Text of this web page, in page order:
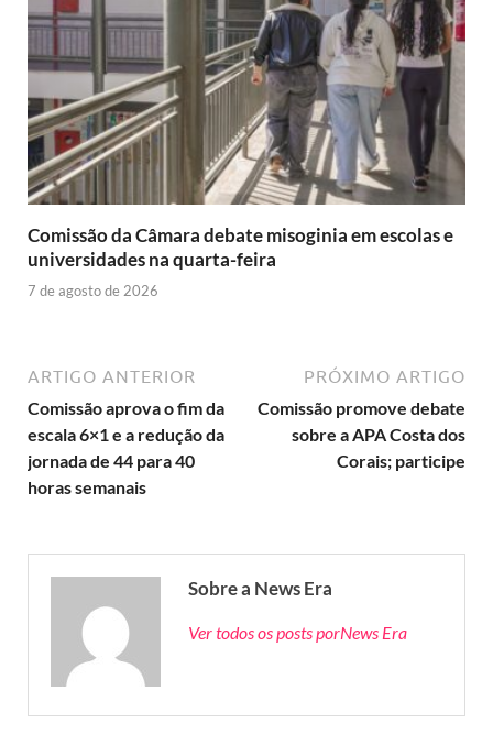
Comissão da Câmara debate misoginia em escolas e
universidades na quarta-feira
7 de agosto de 2026
ARTIGO ANTERIOR
Comissão aprova o fim da
escala 6×1 e a redução da
jornada de 44 para 40
horas semanais
PRÓXIMO ARTIGO
Comissão promove debate
sobre a APA Costa dos
Corais; participe
Sobre a News Era
Ver todos os posts porNews Era